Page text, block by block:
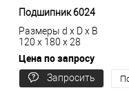
Подшипник 6024
Размеры d x D x B
120 x 180 x 28
Цена по запросу
Запросить